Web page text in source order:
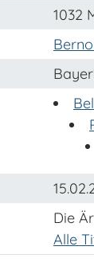
1032
Die
Alle